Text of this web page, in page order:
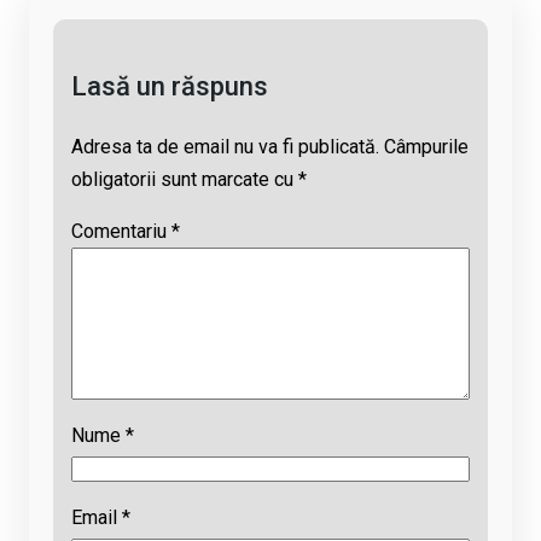
Lasă un răspuns
Adresa ta de email nu va fi publicată. Câmpurile
obligatorii sunt marcate cu *
Comentariu *
Nume *
Email *